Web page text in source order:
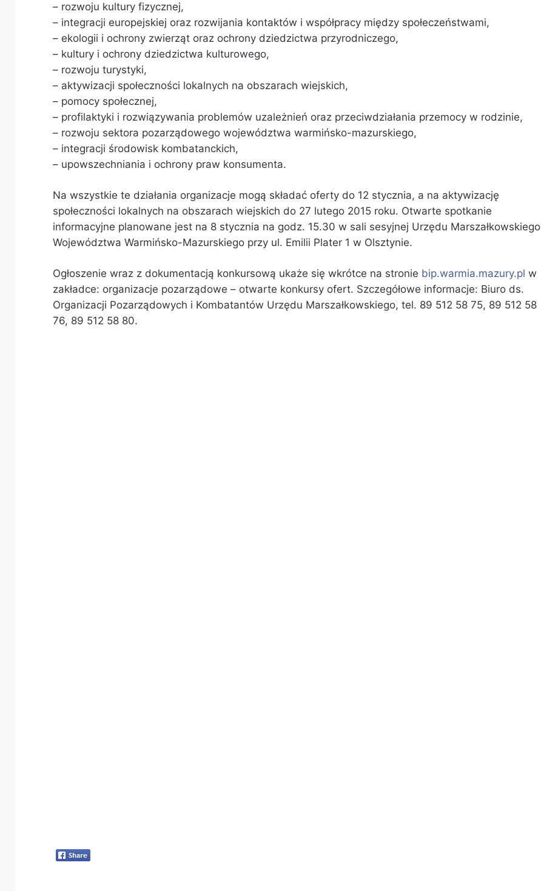
– rozwoju kultury fizycznej,
– integracji europejskiej oraz rozwijania kontaktów i współpracy między społeczeństwami,
– ekologii i ochrony zwierząt oraz ochrony dziedzictwa przyrodniczego,
– kultury i ochrony dziedzictwa kulturowego,
– rozwoju turystyki,
– aktywizacji społeczności lokalnych na obszarach wiejskich,
– pomocy społecznej,
– profilaktyki i rozwiązywania problemów uzależnień oraz przeciwdziałania przemocy w rodzinie,
– rozwoju sektora pozarządowego województwa warmińsko-mazurskiego,
– integracji środowisk kombatanckich,
– upowszechniania i ochrony praw konsumenta.
Na wszystkie te działania organizacje mogą składać oferty do 12 stycznia, a na aktywizację
społeczności lokalnych na obszarach wiejskich do 27 lutego 2015 roku. Otwarte spotkanie
informacyjne planowane jest na 8 stycznia na godz. 15.30 w sali sesyjnej Urzędu Marszałkowskiego
Województwa Warmińsko-Mazurskiego przy ul. Emilii Plater 1 w Olsztynie.
Ogłoszenie wraz z dokumentacją konkursową ukaże się wkrótce na stronie bip.warmia.mazury.pl w
zakładce: organizacje pozarządowe – otwarte konkursy ofert. Szczegółowe informacje: Biuro ds.
Organizacji Pozarządowych i Kombatantów Urzędu Marszałkowskiego, tel. 89 512 58 75, 89 512 58
76, 89 512 58 80.